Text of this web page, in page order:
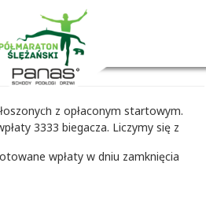
ZAPISZ SIĘ
(3154
z opłaconym startowym.
3333 biegacza. Liczymy się z
wpłaty w dniu zamknięcia